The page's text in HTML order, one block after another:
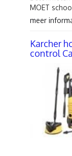
MOET
meer
Karcher
control